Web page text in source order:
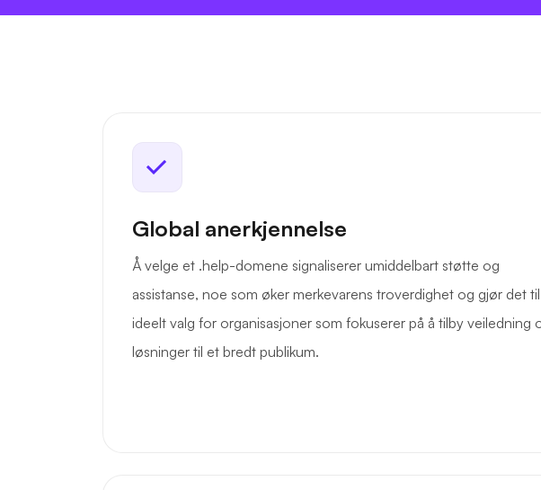
Global anerkjennelse
Å velge et .help-domene signaliserer umiddelbart støtte og
assistanse, noe som øker merkevarens troverdighet og gjør det
ideelt valg for organisasjoner som fokuserer på å tilby veiledning
løsninger til et bredt publikum.